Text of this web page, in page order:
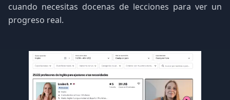
cuando necesitas docenas de lecciones para ver un
progreso real.